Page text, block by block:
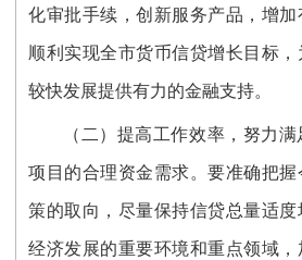
化审批手续，创新服务产品，增
顺利实现全市货币信贷增长目标
较快发展提供有力的金融支持。
（二）提高工作效率，努力
项目的合理资金需求。要准确把
策的取向，尽量保持信贷总量适
经济发展的重要环境和重点领域